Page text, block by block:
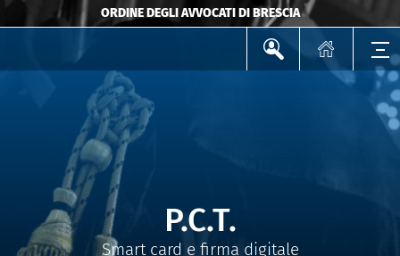
ORDINE DEGLI AVVOCATI DI BRESCIA
P.C.T.
Smart card e firma digitale